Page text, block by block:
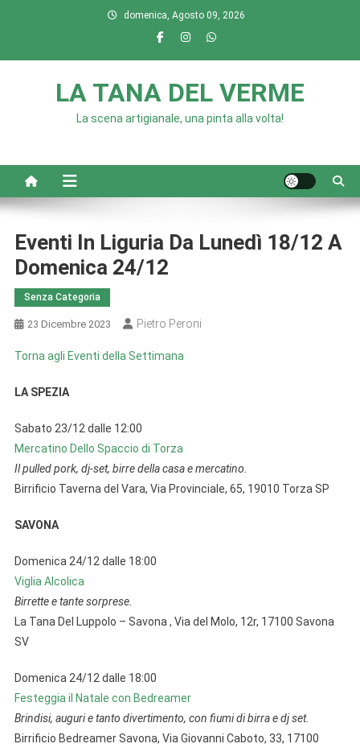
domenica, Agosto 09, 2026
LA TANA DEL VERME
La scena artigianale, una pinta alla volta!
Eventi In Liguria Da Lunedì 18/12 A
Domenica 24/12
Senza Categoria
23 Dicembre 2023 Pietro Peroni
Torna agli Eventi della Settimana
LA SPEZIA
Sabato 23/12 dalle 12:00
Mercatino Dello Spaccio di Torza
Il pulled pork, dj-set, birre della casa e mercatino.
Birrificio Taverna del Vara, Via Provinciale, 65, 19010 Torza SP
SAVONA
Domenica 24/12 dalle 18:00
Viglia Alcolica
Birrette e tante sorprese.
La Tana Del Luppolo – Savona , Via del Molo, 12r, 17100 Savona
SV
Domenica 24/12 dalle 18:00
Festeggia il Natale con Bedreamer
Brindisi, auguri e tanto divertimento, con fiumi di birra e dj set.
Birrificio Bedreamer Savona, Via Giovanni Caboto, 33, 17100